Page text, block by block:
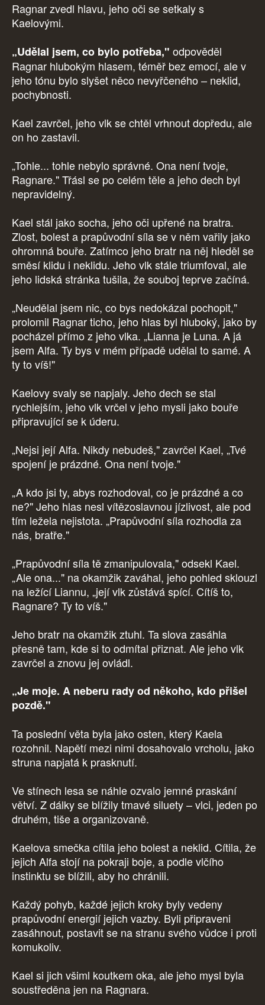
Ragnar zvedl hlavu, jeho oči se setkaly s
Kaelovými.
„Udělal jsem, co bylo potřeba," odpověděl
Ragnar hlubokým hlasem, téměř bez emocí, ale v
jeho tónu bylo slyšet něco nevyřčeného – neklid,
pochybnosti.
Kael zavrčel, jeho vlk se chtěl vrhnout dopředu, ale
on ho zastavil.
„Tohle... tohle nebylo správné. Ona není tvoje,
Ragnare." Třásl se po celém těle a jeho dech byl
nepravidelný.
Kael stál jako socha, jeho oči upřené na bratra.
Zlost, bolest a prapůvodní síla se v něm vařily jako
ohromná bouře. Zatímco jeho bratr na něj hleděl se
směsí klidu i neklidu. Jeho vlk stále triumfoval, ale
jeho lidská stránka tušila, že souboj teprve začíná.
„Neudělal jsem nic, co bys nedokázal pochopit,"
prolomil Ragnar ticho, jeho hlas byl hluboký, jako by
pocházel přímo z jeho vlka. „Lianna je Luna. A já
jsem Alfa. Ty bys v mém případě udělal to samé. A
ty to víš!"
Kaelovy svaly se napjaly. Jeho dech se stal
rychlejším, jeho vlk vrčel v jeho mysli jako bouře
připravující se k úderu.
„Nejsi její Alfa. Nikdy nebudeš," zavrčel Kael, „Tvé
spojení je prázdné. Ona není tvoje."
„A kdo jsi ty, abys rozhodoval, co je prázdné a co
ne?" Jeho hlas nesl vítězoslavnou jízlivost, ale pod
tím ležela nejistota. „Prapůvodní síla rozhodla za
nás, bratře."
„Prapůvodní síla tě zmanipulovala," odsekl Kael.
„Ale ona..." na okamžik zaváhal, jeho pohled sklouzl
na ležící Liannu, „její vlk zůstává spící. Cítíš to,
Ragnare? Ty to víš."
Jeho bratr na okamžik ztuhl. Ta slova zasáhla
přesně tam, kde si to odmítal přiznat. Ale jeho vlk
zavrčel a znovu jej ovládl.
„Je moje. A neberu rady od někoho, kdo přišel
pozdě."
Ta poslední věta byla jako osten, který Kaela
rozohnil. Napětí mezi nimi dosahovalo vrcholu, jako
struna napjatá k prasknutí.
Ve stínech lesa se náhle ozvalo jemné praskání
větví. Z dálky se blížily tmavé siluety – vlci, jeden po
druhém, tiše a organizovaně.
Kaelova smečka cítila jeho bolest a neklid. Cítila, že
jejich Alfa stojí na pokraji boje, a podle vlčího
instinktu se blížili, aby ho chránili.
Každý pohyb, každé jejich kroky byly vedeny
prapůvodní energií jejich vazby. Byli připraveni
zasáhnout, postavit se na stranu svého vůdce i proti
komukoliv.
Kael si jich všiml koutkem oka, ale jeho mysl byla
soustředěna jen na Ragnara.